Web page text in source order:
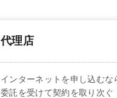
代理店
インターネットを申し込むな
委託を受けて契約を取り次ぐ